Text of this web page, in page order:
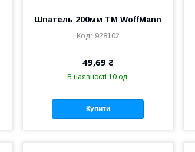
Шпатель 200мм ТМ WoffMann
928102
49,69 ₴
В наявності 10 од.
Купити